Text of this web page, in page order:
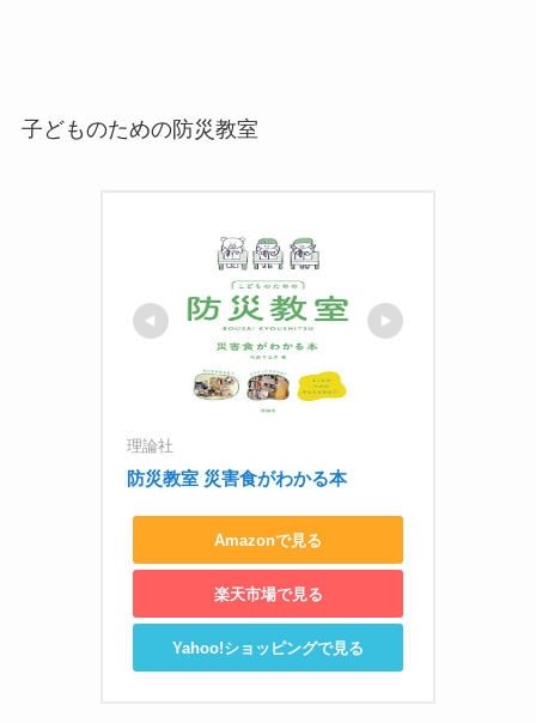
子どものための防災教室
理論社
防災教室 災害食がわかる本
Amazonで見る
楽天市場で見る
Yahoo!ショッピングで見る